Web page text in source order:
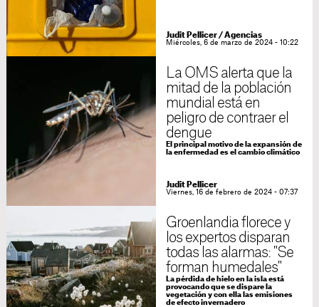
Judit Pellicer/Agencias
Miércoles, 6 de marzo de 2024 - 10:22
La OMS alerta que la
mitad de la población
mundial está en
peligro de contraer el
dengue
El principal motivo de la expansión de
la enfermedad es el cambio climático
Judit Pellicer
Viernes, 16 de febrero de 2024 - 07:37
Groenlandia florece y
los expertos disparan
todas las alarmas: "Se
forman humedales"
La pérdida de hielo en la isla está
provocando que se dispare la
vegetación y con ella las emisiones
de efecto invernadero